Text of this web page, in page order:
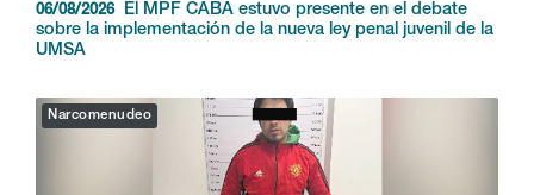
06/08/2026
El MPF CABA estuvo presente en el debate
sobre la implementación de la nueva ley penal juvenil de la
UMSA
Narcomenudeo